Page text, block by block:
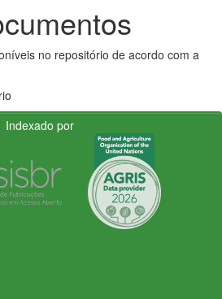
no repositório de acordo com a
Indexado por